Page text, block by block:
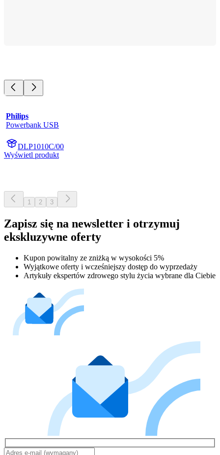
Philips
Powerbank USB
DLP1010C/00
Wyświetl produkt
1 2 3
Zapisz się na newsletter i otrzymuj
ekskluzywne oferty
Kupon powitalny ze zniżką w wysokości 5%
Wyjątkowe oferty i wcześniejszy dostęp do wyprzedaży
Artykuły ekspertów zdrowego stylu życia wybrane dla Ciebie